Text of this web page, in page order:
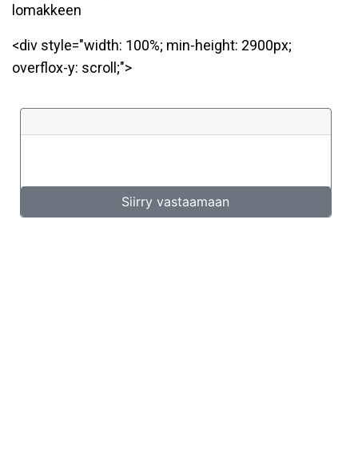
lomakkeen
<div style="width: 100%; min-height: 2900px;
overflox-y: scroll;">